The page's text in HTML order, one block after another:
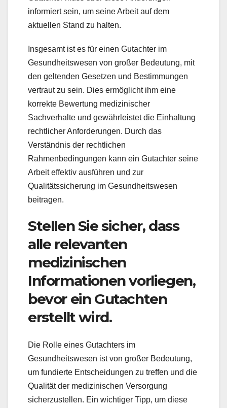
informiert sein, um seine Arbeit auf dem
aktuellen Stand zu halten.
Insgesamt ist es für einen Gutachter im
Gesundheitswesen von großer Bedeutung, mit
den geltenden Gesetzen und Bestimmungen
vertraut zu sein. Dies ermöglicht ihm eine
korrekte Bewertung medizinischer
Sachverhalte und gewährleistet die Einhaltung
rechtlicher Anforderungen. Durch das
Verständnis der rechtlichen
Rahmenbedingungen kann ein Gutachter seine
Arbeit effektiv ausführen und zur
Qualitätssicherung im Gesundheitswesen
beitragen.
Stellen Sie sicher, dass
alle relevanten
medizinischen
Informationen vorliegen,
bevor ein Gutachten
erstellt wird.
Die Rolle eines Gutachters im
Gesundheitswesen ist von großer Bedeutung,
um fundierte Entscheidungen zu treffen und die
Qualität der medizinischen Versorgung
sicherzustellen. Ein wichtiger Tipp, um diese